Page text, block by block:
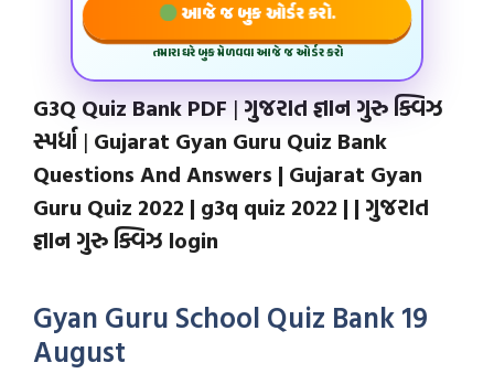
આજે જ બુક ઓર્ડર કરો.
તમારા ઘરે બુક મેળવવા આજે જ ઓર્ડર કરો
G3Q Quiz Bank PDF | ગુજરાત જ્ઞાન ગુરુ ક્વિઝ
સ્પર્ધા| Gujarat Gyan Guru Quiz Bank
Questions And Answers | Gujarat Gyan
Guru Quiz 2022 | g3q quiz 2022 | | ગુજરાત
જ્ઞાન ગુરુ ક્વિઝ login
Gyan Guru School Quiz Bank 19
August